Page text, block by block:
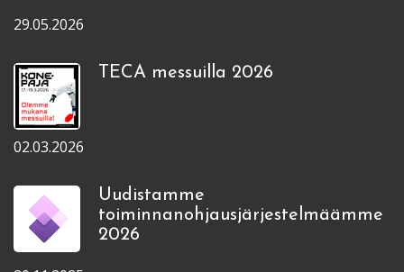
29.05.2026
TECA messuilla 2026
02.03.2026
Uudistamme
toiminnanohjausjärjestelmäämme
2026